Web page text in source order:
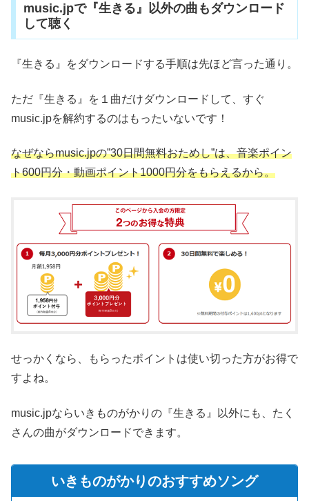
music.jpで『生きる』以外の曲もダウンロード
して聴く
『生きる』をダウンロードする手順は先ほど言った通り。
ただ『生きる』を１曲だけダウンロードして、すぐ
music.jpを解約するのはもったいないです！
なぜならmusic.jpの”30日間無料おためし”は、音楽ポイン
ト600円分・動画ポイント1000円分をもらえるから。
せっかくなら、もらったポイントは使い切った方がお得で
すよね。
music.jpならいきものがかりの『生きる』以外にも、たく
さんの曲がダウンロードできます。
いきものがかりのおすすめソング